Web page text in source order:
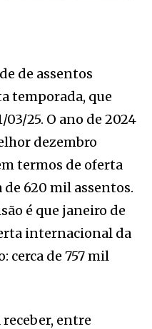
de assentos
temporada, que
03/25. O ano de 2024
dezembro
termos de oferta
620 mil assentos.
é que janeiro de
internacional da
cerca de 757 mil
entre